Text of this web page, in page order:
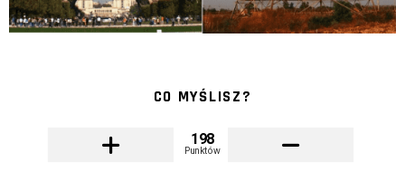
CO MYŚLISZ?
198
Punktów